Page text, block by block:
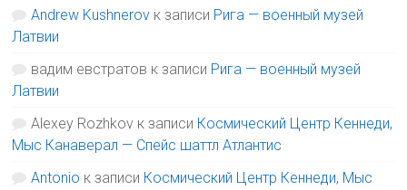
Andrew Kushnerov к записи Рига — военный музей
Латвии
вадим евстратов к записи Рига — военный музей
Латвии
Alexey Rozhkov к записи Космический Центр Кеннеди,
Мыс Канаверал — Спейс шаттл Атлантис
Antonio к записи Космический Центр Кеннеди, Мыс